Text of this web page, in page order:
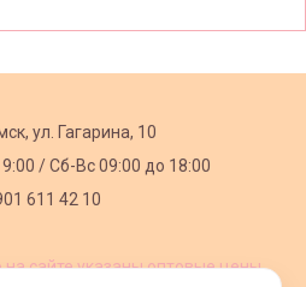
ул. Гагарина, 10
/Сб-Вс 09:00 до 18:00
611 42 10
сайте указаны оптовые цены,